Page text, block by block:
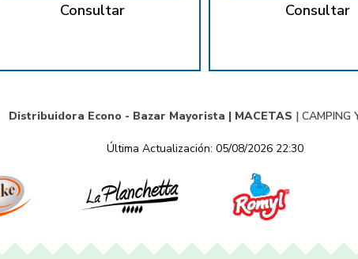
Consultar Consultar
Distribuidora Econo - Bazar Mayorista | MACETAS | CAMPING
Última Actualización: 05/08/2026 22:30